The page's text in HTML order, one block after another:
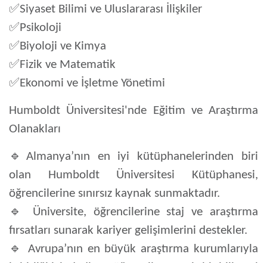
✅Siyaset Bilimi ve Uluslararası İlişkiler
✅Psikoloji
✅Biyoloji ve Kimya
✅Fizik ve Matematik
✅Ekonomi ve İşletme Yönetimi
Humboldt Üniversitesi'nde Eğitim ve Araştırma
Olanakları
🔹 Almanya’nın en iyi kütüphanelerinden biri
olan Humboldt Üniversitesi Kütüphanesi,
öğrencilerine sınırsız kaynak sunmaktadır.
🔹
Üniversite, öğrencilerine staj ve araştırma
fırsatları sunarak kariyer gelişimlerini destekler.
🔹
Avrupa’nın en büyük araştırma kurumlarıyla